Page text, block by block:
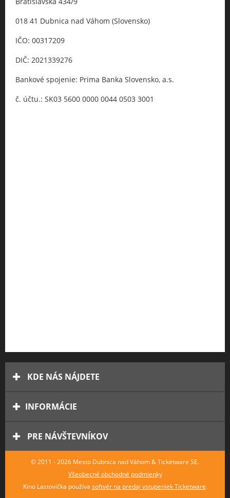
018 41 Dubnica nad Váhom (Slovensko)
IČO: 00317209
DIČ: 2021339276
Bankové spojenie: Prima Banka Slovensko, a.s.
č. účtu.: SK03 5600 0000 0044 0503 3001
KDE NÁS NÁJDETE
INFORMÁCIE
PRE NÁVŠTEVNÍKOV
© 2011 - 2026 Mesto Dubnica nad Váhom & Ticketware SE.
Všeobecné obchodné podmienky
Kino Lastovička používa softvér na predaj vstupeniek Ticketware.